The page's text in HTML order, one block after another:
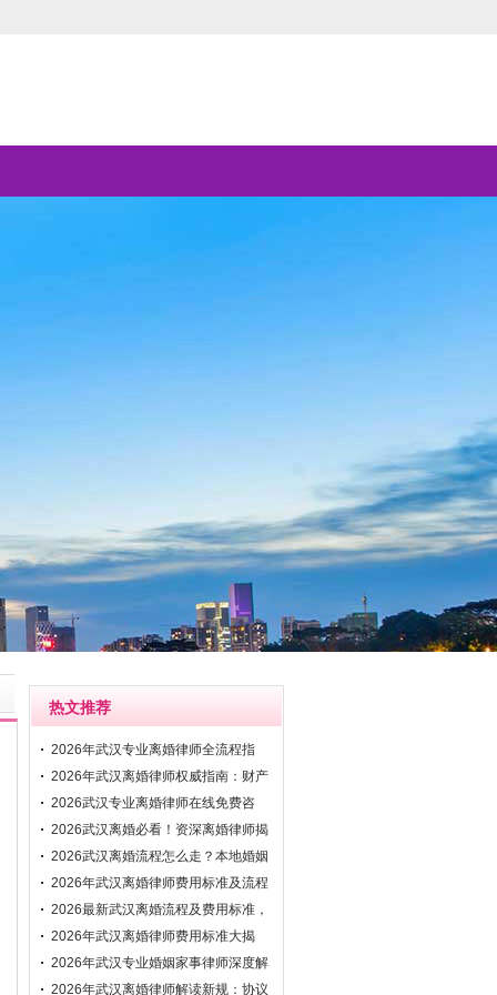
热文推荐
2026年武汉专业离婚律师全流程指
南：协议离
2026年武汉离婚律师权威指南：财产
分割与抚
2026武汉专业离婚律师在线免费咨
询：快速解
2026武汉离婚必看！资深离婚律师揭
秘财产分
2026武汉离婚流程怎么走？本地婚姻
家事律师
2026年武汉离婚律师费用标准及流程
解析：资
2026最新武汉离婚流程及费用标准，
专业武汉
2026年武汉离婚律师费用标准大揭
秘！附协议
2026年武汉专业婚姻家事律师深度解
析离婚程
2026年武汉离婚律师解读新规：协议